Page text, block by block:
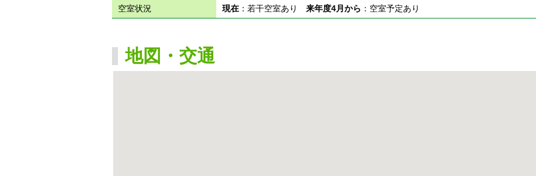
空室状況 現在：若干空室あり 来年度4月から ：空室予定あり
地図・交通